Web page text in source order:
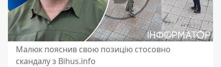
Малюк пояснив свою позицію стосовно
скандалу з Bihus.info